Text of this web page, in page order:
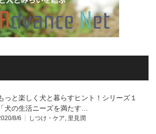
っと楽しく犬と暮らすヒント！シリーズ１
「犬の生活ニーズを満たす…
8/6 しつけ・ケア 里見潤